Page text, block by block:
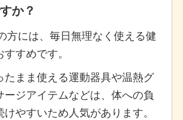
か？
方には、毎日無理なく使える健
すめです。
たまま使える運動器具や温熱グ
ージアイテムなどは、体への負
やすいため人気があります。